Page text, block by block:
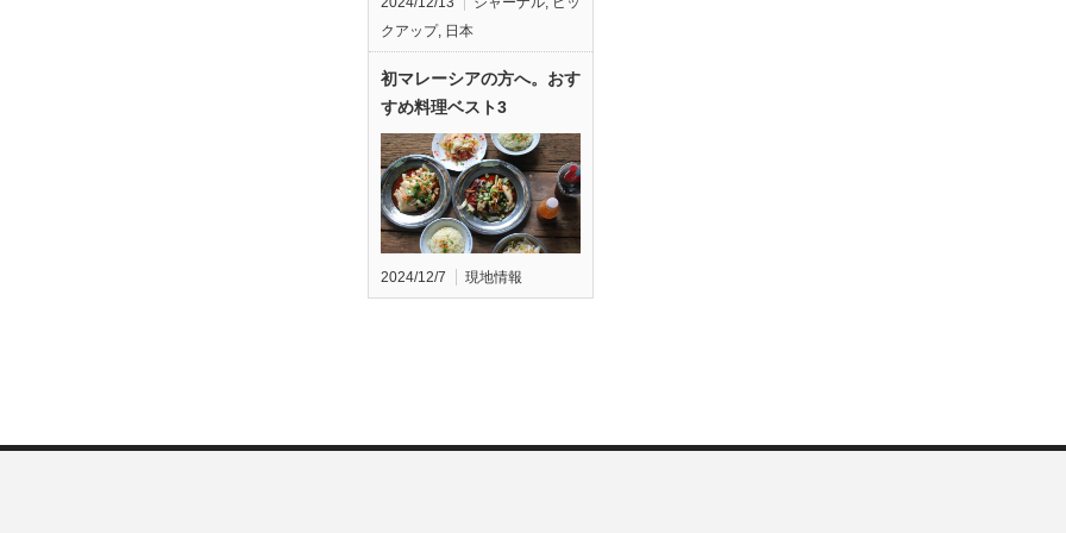
クアップ, 日本
初マレーシアの方へ。おす
すめ料理ベスト3
2024/12/7 現地情報